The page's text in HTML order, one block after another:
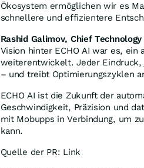
Ökosystem ermöglichen wir es
schnellere und effizientere
Rashid Galimov, Chief
Vision hinter ECHO AI war es, ein
weiterentwickelt. Jeder
– und treibt Optimierungszyklen
ECHO AI ist die Zukunft der
Geschwindigkeit, Präzision und
mit Mobupps in Verbindung, um
kann.
Quelle der PR: Link